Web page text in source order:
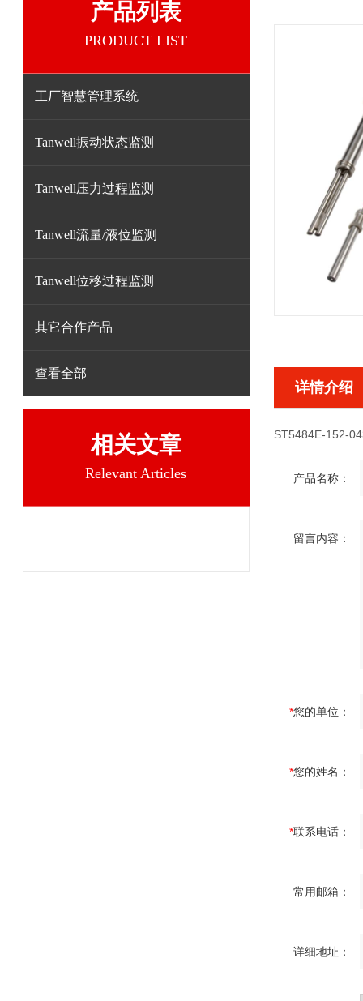
产品列表
PRODUCT LIST
工厂智慧管理系统
Tanwell振动状态监测
Tanwell压力过程监测
Tanwell流量/液位监测
Tanwell位移过程监测
其它合作产品
查看全部
相关文章
Relevant Articles
详情介绍
ST5484E-152-
产品名称：
留言内容：
*您的单位：
*您的姓名：
*联系电话：
常用邮箱：
详细地址：